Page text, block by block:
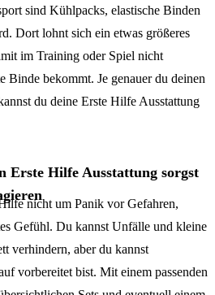
sind Kühlpacks, elastische Binden
Dort lohnt sich ein etwas größeres
im Training oder Spiel nicht
Binde bekommt. Je genauer du deinen
du deine Erste Hilfe Ausstattung
Hilfe Ausstattung sorgst
nicht um Panik vor Gefahren,
Gefühl. Du kannst Unfälle und kleine
verhindern, aber du kannst
vorbereitet bist. Mit einem passenden